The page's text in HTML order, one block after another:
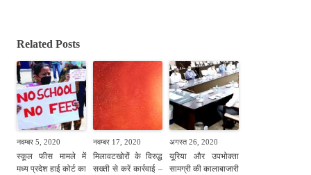
Related Posts
नवम्बर 5, 2020
स्कूल फीस मामले में
मध्य प्रदेश हाई कोर्ट का
नवम्बर 17, 2020
मिलावटखोरों के विरुद्ध
सख्ती से करें कार्रवाई –
अगस्त 26, 2020
यूरिया और उपभोक्ता
सामग्री की कालाबाजारी